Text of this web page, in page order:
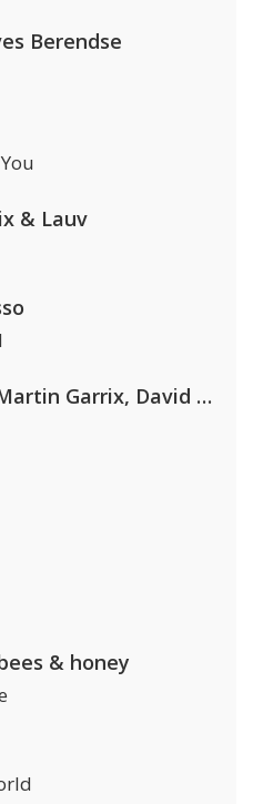
Berendse
& Lauv
AFROJACK, Martin Garrix, David Guetta & Amél
& honey